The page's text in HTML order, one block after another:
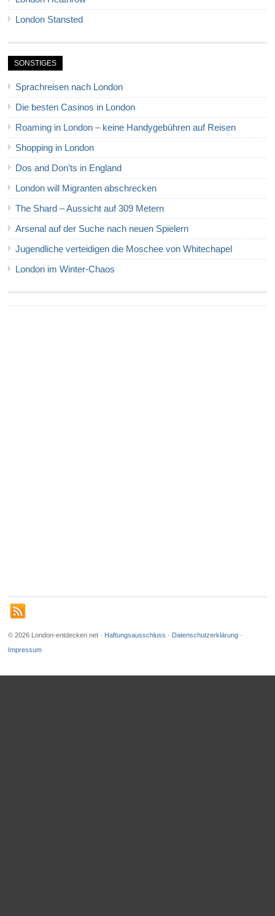
London Stansted
SONSTIGES
Sprachreisen nach London
Die besten Casinos in London
Roaming in London – keine Handygebühren auf Reisen
Shopping in London
Dos and Don’ts in England
London will Migranten abschrecken
The Shard – Aussicht auf 309 Metern
Arsenal auf der Suche nach neuen Spielern
Jugendliche verteidigen die Moschee von Whitechapel
London im Winter-Chaos
© 2026 London-entdecken.net · Haftungsausschluss · Datenschutzerklärung ·
Impressum